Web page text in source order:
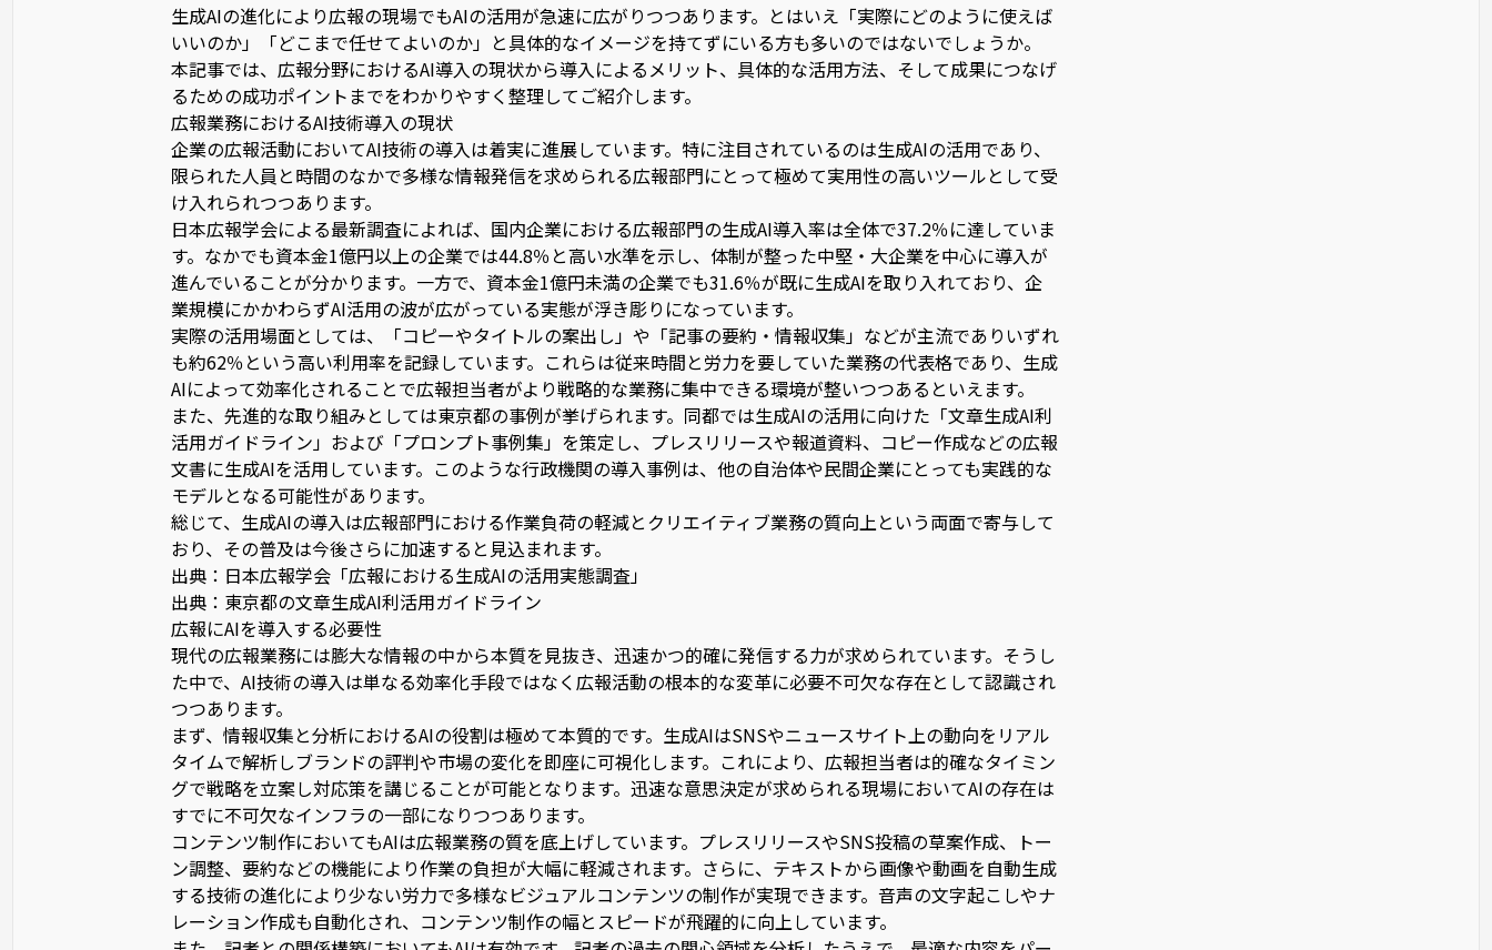
生成AIの進化により広報の現場でもAIの活用が急速に広がりつつあります。とはいえ「実際にどのように使えば
いいのか」「どこまで任せてよいのか」と具体的なイメージを持てずにいる方も多いのではないでしょうか。
本記事では、広報分野におけるAI導入の現状から導入によるメリット、具体的な活用方法、そして成果につなげ
るための成功ポイントまでをわかりやすく整理してご紹介します。
広報業務におけるAI技術導入の現状
企業の広報活動においてAI技術の導入は着実に進展しています。特に注目されているのは生成AIの活用であり、
限られた人員と時間のなかで多様な情報発信を求められる広報部門にとって極めて実用性の高いツールとして受
け入れられつつあります。
日本広報学会による最新調査によれば、国内企業における広報部門の生成AI導入率は全体で37.2％に達していま
す。なかでも資本金1億円以上の企業では44.8％と高い水準を示し、体制が整った中堅・大企業を中心に導入が
進んでいることが分かります。一方で、資本金1億円未満の企業でも31.6％が既に生成AIを取り入れており、企
業規模にかかわらずAI活用の波が広がっている実態が浮き彫りになっています。
実際の活用場面としては、「コピーやタイトルの案出し」や「記事の要約・情報収集」などが主流でありいずれ
も約62％という高い利用率を記録しています。これらは従来時間と労力を要していた業務の代表格であり、生成
AIによって効率化されることで広報担当者がより戦略的な業務に集中できる環境が整いつつあるといえます。
また、先進的な取り組みとしては東京都の事例が挙げられます。同都では生成AIの活用に向けた「文章生成AI利
活用ガイドライン」および「プロンプト事例集」を策定し、プレスリリースや報道資料、コピー作成などの広報
文書に生成AIを活用しています。このような行政機関の導入事例は、他の自治体や民間企業にとっても実践的な
モデルとなる可能性があります。
総じて、生成AIの導入は広報部門における作業負荷の軽減とクリエイティブ業務の質向上という両面で寄与して
おり、その普及は今後さらに加速すると見込まれます。
出典： 日本広報学会「広報における生成AIの活用実態調査」
出典： 東京都の文章生成AI利活用ガイドライン
広報にAIを導入する必要性
現代の広報業務には膨大な情報の中から本質を見抜き、迅速かつ的確に発信する力が求められています。そうし
た中で、AI技術の導入は単なる効率化手段ではなく広報活動の根本的な変革に必要不可欠な存在として認識され
つつあります。
まず、情報収集と分析におけるAIの役割は極めて本質的です。生成AIはSNSやニュースサイト上の動向をリアル
タイムで解析しブランドの評判や市場の変化を即座に可視化します。これにより、広報担当者は的確なタイミン
グで戦略を立案し対応策を講じることが可能となります。迅速な意思決定が求められる現場においてAIの存在は
すでに不可欠なインフラの一部になりつつあります。
コンテンツ制作においてもAIは広報業務の質を底上げしています。プレスリリースやSNS投稿の草案作成、トー
ン調整、要約などの機能により作業の負担が大幅に軽減されます。さらに、テキストから画像や動画を自動生成
する技術の進化により少ない労力で多様なビジュアルコンテンツの制作が実現できます。音声の文字起こしやナ
レーション作成も自動化され、コンテンツ制作の幅とスピードが飛躍的に向上しています。